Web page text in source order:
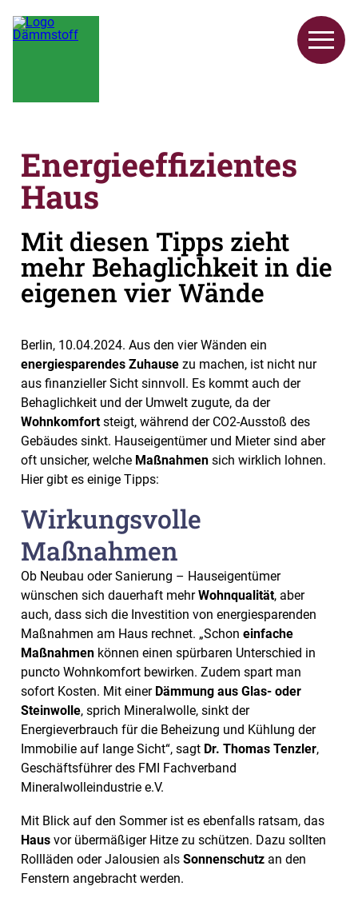
Energieeffizientes
Haus
Mit diesen Tipps zieht
mehr Behaglichkeit in die
eigenen vier Wände
Berlin, 10.04.2024. Aus den vier Wänden ein
energiesparendes Zuhause zu machen, ist nicht nur
aus finanzieller Sicht sinnvoll. Es kommt auch der
Behaglichkeit und der Umwelt zugute, da der
Wohnkomfortsteigt, während der CO2-Ausstoß des
Gebäudes sinkt. Hauseigentümer und Mieter sind aber
oft unsicher, welche Maßnahmen sich wirklich lohnen.
Hier gibt es einige Tipps:
Wirkungsvolle
Maßnahmen
Ob Neubau oder Sanierung – Hauseigentümer
wünschen sich dauerhaft mehrWohnqualität, aber
auch, dass sich die Investition von energiesparenden
Maßnahmen am Haus rechnet. „Schon einfache
Maßnahmen können einen spürbaren Unterschied in
puncto Wohnkomfort bewirken. Zudem spart man
sofort Kosten. Mit einer Dämmung aus Glas- oder
Steinwolle, sprich Mineralwolle, sinkt der
Energieverbrauch für die Beheizung und Kühlung der
Immobilie auf lange Sicht“, sagt Dr. Thomas Tenzler,
Geschäftsführer des FMI Fachverband
Mineralwolleindustrie e.V.
Mit Blick auf den Sommer ist es ebenfalls ratsam, das
Haus vor übermäßiger Hitze zu schützen. Dazu sollten
Rollläden oder Jalousien als Sonnenschutz an den
Fenstern angebracht werden.